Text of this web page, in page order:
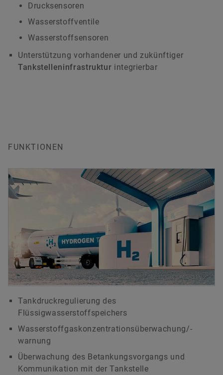
Drucksensoren
Wasserstoffventile
Wasserstoffsensoren
Unterstützung vorhandener und zukünftiger
Tankstelleninfrastruktur integrierbar
FUNKTIONEN
Tankdruckregulierung des
Flüssigwasserstoffspeichers
Wasserstoffgaskonzentrationsüberwachung/-
warnung
Überwachung des Betankungsvorgangs und
Kommunikation mit der Tankstelle